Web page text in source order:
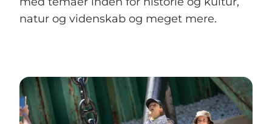
natur og videnskab og meget mere.